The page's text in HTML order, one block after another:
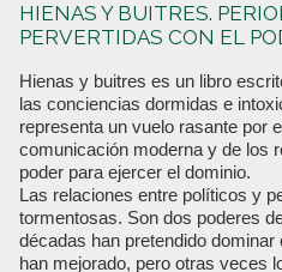
HIENAS Y BUITRES.
PERVERTIDAS CON EL
Hienas y buitres es un libro
las conciencias dormidas e
representa un vuelo rasante por
comunicación moderna y de los
poder para ejercer el dominio.
Las relaciones entre políticos y
tormentosas. Son dos poderes
décadas han pretendido
han mejorado, pero otras veces